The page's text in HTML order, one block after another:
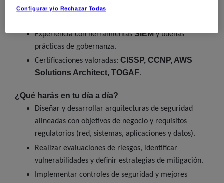
testing, vulnerability assessments y desarrollo de
Experiencia con herramientasSIEMy buenas
prácticas de gobernanza.
Certificaciones valoradas: CISSP, CCNP, AWS
Solutions Architect, TOGAF.
¿Qué harás en tu día a día?
Diseñar y desarrollar arquitecturas de seguridad
alineadas con objetivos de negocio y requisitos
regulatorios (red, sistemas, aplicaciones y datos).
Realizar evaluaciones de riesgos, identificar
vulnerabilidades y definir estrategias de mitigación.
Implementar controles de seguridad y mejores
Configurar y/o Rechazar Todas